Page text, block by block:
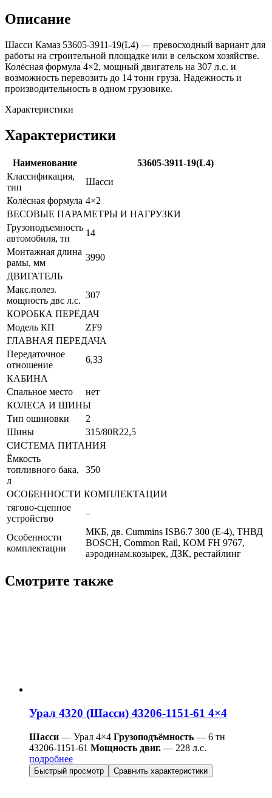
Описание
Шасси Камаз 53605-3911-19(L4) — превосходный вариант для
работы на строительной площадке или в сельском хозяйстве.
Колёсная формула 4×2, мощный двигатель на 307 л.с. и
возможность перевозить до 14 тонн груза. Надежность и
производительность в одном грузовике.
Характеристики
Характеристики
Наименование
53605-3911-19(L4)
Классификация,
тип
Шасси
Колёсная формула 4×2
ВЕСОВЫЕ ПАРАМЕТРЫ И НАГРУЗКИ
Грузоподъемность
автомобиля, тн
14
Монтажная длина
рамы, мм
3990
ДВИГАТЕЛЬ
Макс.полез.
мощность двс л.с.
307
КОРОБКА ПЕРЕДАЧ
Модель КП
ZF9
ГЛАВНАЯ ПЕРЕДАЧА
Передаточное
отношение
6,33
КАБИНА
Спальное место
нет
КОЛЕСА И ШИНЫ
Тип ошиновки
2
Шины
315/80R22,5
СИСТЕМА ПИТАНИЯ
Ёмкость
топливного бака,
л
350
ОСОБЕННОСТИ КОМПЛЕКТАЦИИ
тягово-сцепное
устройство
–
Особенности
комплектации
МКБ, дв. Cummins ISB6.7 300 (Е-4), ТНВД
BOSCH, Common Rail, КОМ FH 9767,
аэродинам.козырек, ДЗК, рестайлинг
Смотрите также
Урал 4320 (Шасси) 43206-1151-61 4×4
Шасси — Урал 4×4 Грузоподъёмность — 6 тн
43206-1151-61 Мощность двиг. — 228 л.с.
подробнее
Быстрый просмотр Сравнить характеристики